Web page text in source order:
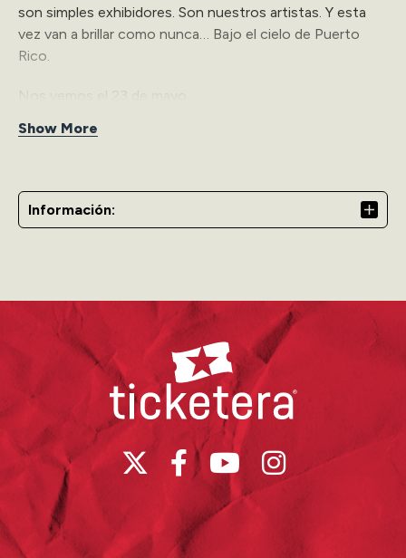
son simples exhibidores. Son nuestros artistas. Y esta
vez van a brillar como nunca… Bajo el cielo de Puerto
Rico.
Con más sabor, más ambiente y más Mojito Fest que
Show More
Información:
Ticketera